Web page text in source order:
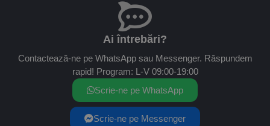
Ai întrebări?
Contactează-ne pe WhatsApp sau Messenger. Răspundem
rapid! Program: L-V 09:00-19:00
Scrie-ne pe WhatsApp
Scrie-ne pe Messenger